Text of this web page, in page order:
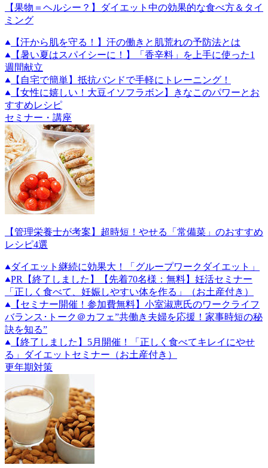
【果物＝ヘルシー？】ダイエット中の効果的な食べ方＆タイ
ミング
【汗から肌を守る！】汗の働きと肌荒れの予防法とは
【暑い夏はスパイシーに！】「香辛料」を上手に使った1
週間献立
【自宅で簡単】抵抗バンドで手軽にトレーニング！
【女性に嬉しい！大豆イソフラボン】きなこのパワーとお
すすめレシピ
セミナー・講座
【管理栄養士が考案】超時短！やせる「常備菜」のおすすめ
レシピ4選
ダイエット継続に効果大！「グループワークダイエット」
PR
【終了しました】【先着70名様：無料】妊活セミナー
「正しく食べて、妊娠しやすい体を作る」（お土産付き）
【セミナー開催！参加費無料】小室淑恵氏のワークライフ
バランス･トーク＠カフェ”共働き夫婦を応援！家事時短の秘
訣を知る”
【終了しました】5月開催！「正しく食べてキレイにやせ
る」ダイエットセミナー（お土産付き）
更年期対策